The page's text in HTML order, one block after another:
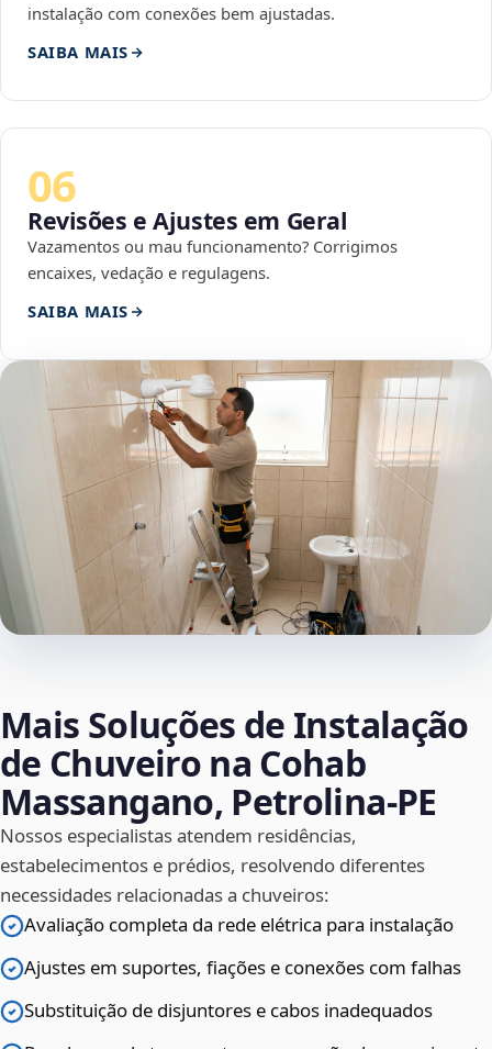
instalação com conexões bem ajustadas.
SAIBA MAIS
06
Revisões e Ajustes em Geral
Vazamentos ou mau funcionamento? Corrigimos
encaixes, vedação e regulagens.
SAIBA MAIS
Mais Soluções de Instalação
de Chuveiro na Cohab
Massangano, Petrolina‑PE
Nossos especialistas atendem residências,
estabelecimentos e prédios, resolvendo diferentes
necessidades relacionadas a chuveiros:
Avaliação completa da rede elétrica para instalação
Ajustes em suportes, fiações e conexões com falhas
Substituição de disjuntores e cabos inadequados